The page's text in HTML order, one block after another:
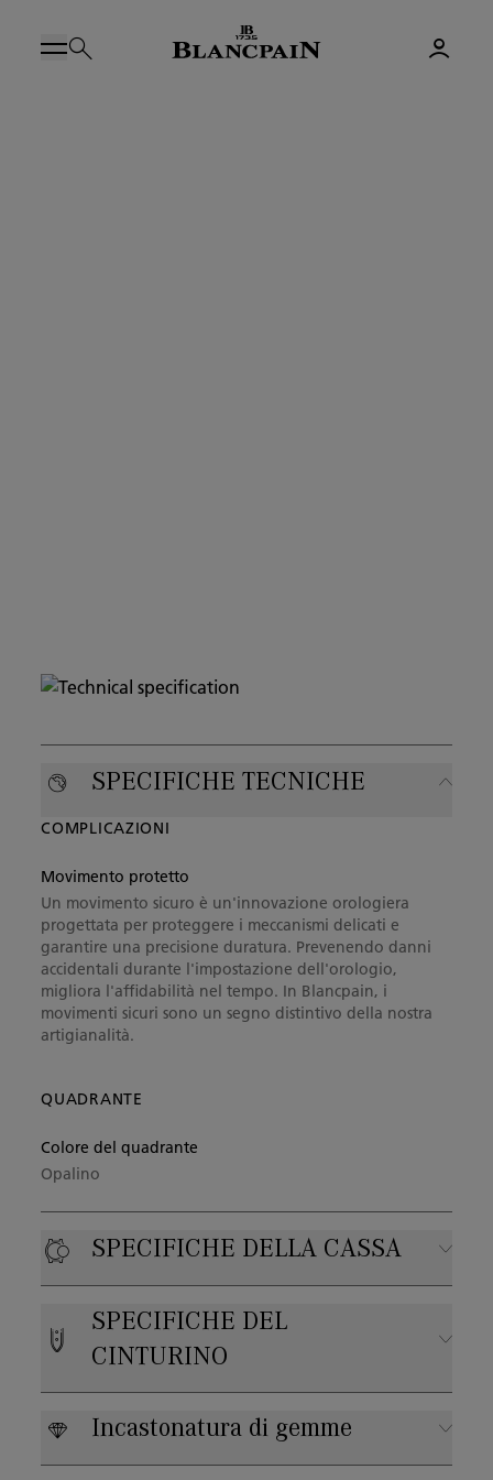
SPECIFICHE TECNICHE
COMPLICAZIONI
Movimento protetto
Un movimento sicuro è un'innovazione orologiera
progettata per proteggere i meccanismi delicati e
garantire una precisione duratura. Prevenendo danni
accidentali durante l'impostazione dell'orologio,
migliora l'affidabilità nel tempo. In Blancpain, i
movimenti sicuri sono un segno distintivo della nostra
artigianalità.
QUADRANTE
Colore del quadrante
Opalino
SPECIFICHE DELLA CASSA
Oro bianco
Impermeabilità
Resistente all'acqua fino a 3 bar
SPECIFICHE DEL
CINTURINO
Pelle di vitello
Incastonatura di gemme